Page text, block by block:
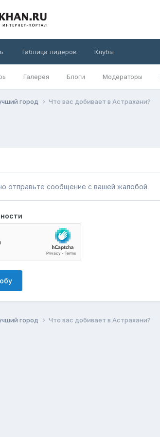
Галерея Блоги Модераторы
Таблица лидеров Клубы
город Что вас добивает в Астрахани?
отправьте сообщение с вашей жалобой.
город Что вас добивает в Астрахани?